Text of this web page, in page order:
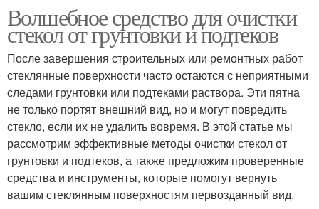
Волшебное средство для очистки
стекол от грунтовки и подтеков
После завершения строительных или ремонтных работ
стеклянные поверхности часто остаются с неприятными
следами грунтовки или подтеками раствора. Эти пятна
не только портят внешний вид, но и могут повредить
стекло, если их не удалить вовремя. В этой статье мы
рассмотрим эффективные методы очистки стекол от
грунтовки и подтеков, а также предложим проверенные
средства и инструменты, которые помогут вернуть
вашим стеклянным поверхностям первозданный вид.